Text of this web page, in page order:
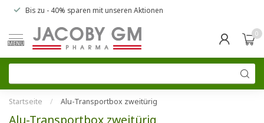
Bis zu - 40% sparen mit unseren Aktionen
MENU
0
Startseite / Alu-Transportbox zweitürig
Alu-Transportbox zweitürig